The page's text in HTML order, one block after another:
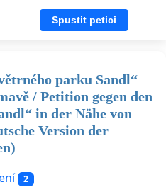
Spustit petici
parku Sandl“
/ Petition gegen den
in der Nähe von
Version der
2